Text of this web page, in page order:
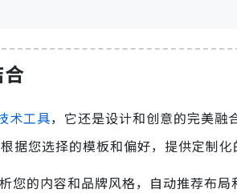
术工具，它还是设计和创意的完美融
据您选择的模板和偏好，提供定制
您的内容和品牌风格，自动推荐布局